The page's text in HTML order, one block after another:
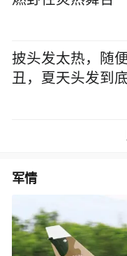
披头发太热，随
丑，夏天头发到
军情